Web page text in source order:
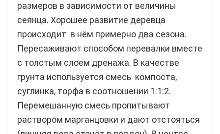
размеров в зависимости от величины
сеянца. Хорошее развитие деревца
происходит в нём примерно два сезона.
Пересаживают способом перевалки вместе
с толстым слоем дренажа. В качестве
грунта используется смесь компоста,
суглинка, торфа в соотношении 1:1:2.
Перемешанную смесь пропитывают
раствором марганцовки и дают отстояться